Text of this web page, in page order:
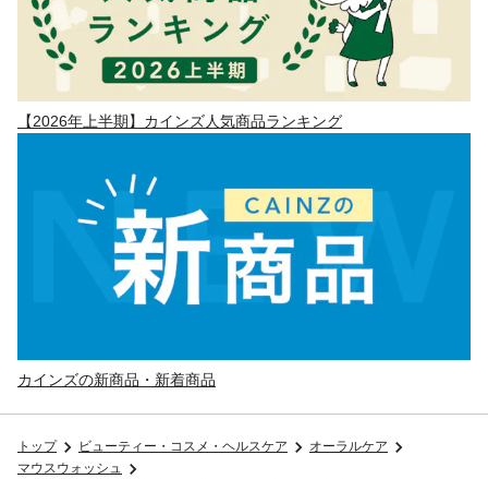
【2026年上半期】カインズ人気商品ランキング
カインズの新商品・新着商品
トップ ビューティー・コスメ・ヘルスケア
オーラルケア
マウスウォッシュ